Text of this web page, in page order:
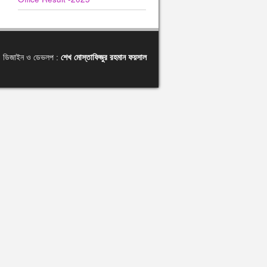
ডিজাইন ও ডেভলপ : শেখ মোস্তাফিজুর রহমান ফয়সাল